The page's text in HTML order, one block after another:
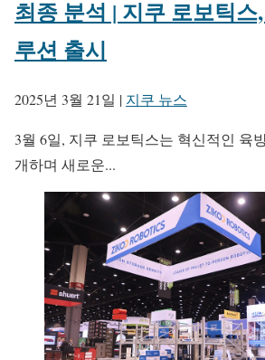
최종 분석 | 지쿠 로보틱
루션 출시
2025년 3월 21일 | 지쿠 뉴스
3월 6일, 지쿠 로보틱스는 혁신적인 육
개하며 새로운...